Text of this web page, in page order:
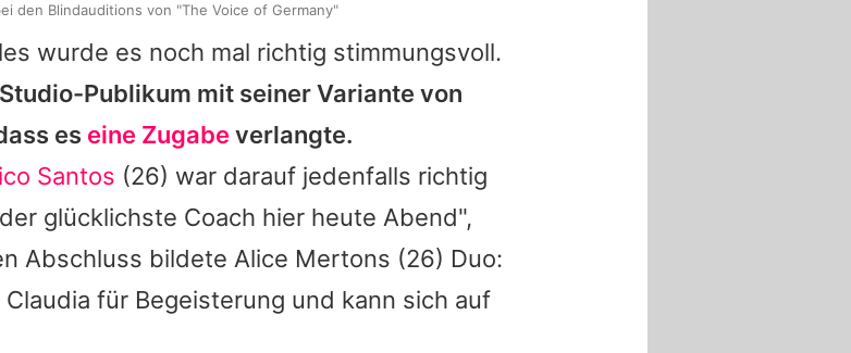
wurde es noch mal richtig stimmungsvoll.
Publikum mit seiner Variante von
es eine Zugabe verlangte.
Santos (26) war darauf jedenfalls richtig
glücklichste Coach hier heute Abend",
Abschluss bildete Alice Mertons (26) Duo:
für Begeisterung und kann sich auf
den Blindauditions von "The Voice of Germany"